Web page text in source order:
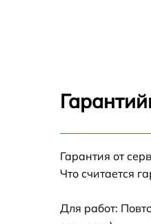
Ремонт
MM720CKE-S
Гарантия от
Что считается
Для работ: